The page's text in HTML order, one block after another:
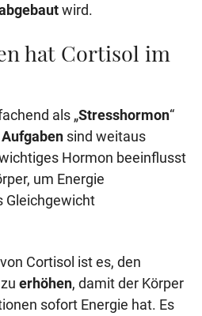
wird.
hat Cortisol im
als „Stresshormon“
Aufgaben sind weitaus
Hormon beeinflusst
um Energie
Gleichgewicht
von Cortisol ist es, den
zu erhöhen, damit der Körper
sofort Energie hat. Es